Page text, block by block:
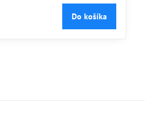
Do košíka